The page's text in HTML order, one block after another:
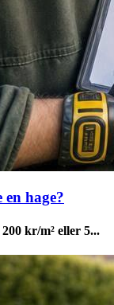
hage?
kr/m² eller 5...